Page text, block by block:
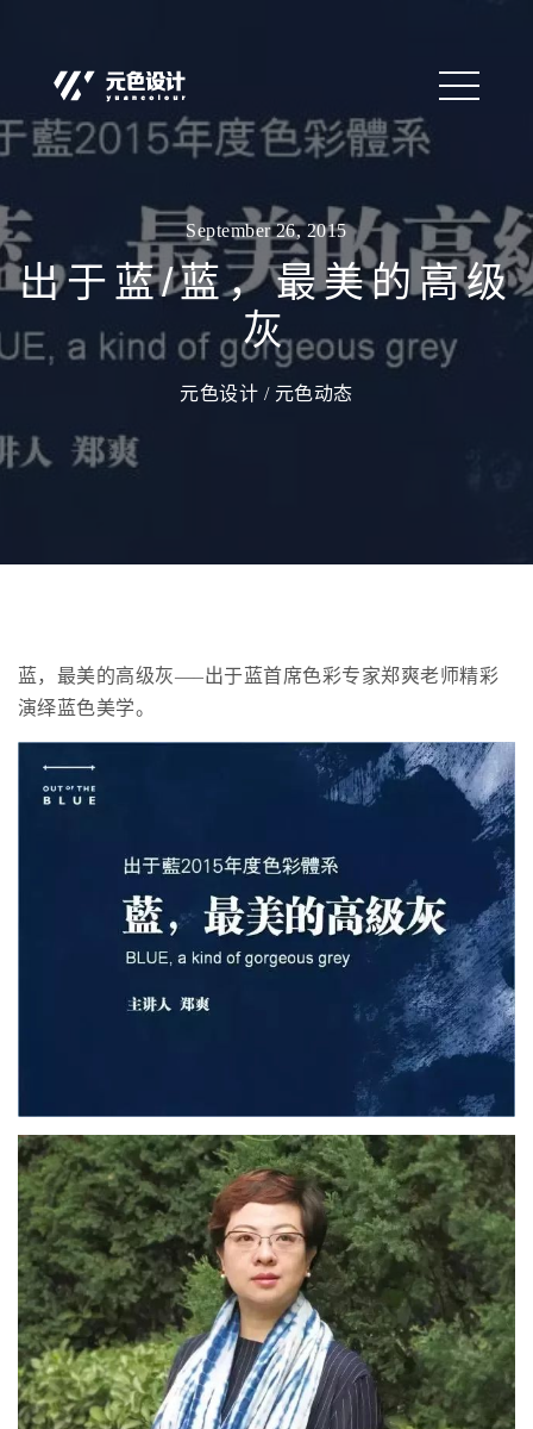
September 26, 2015
出于蓝/蓝，最美的高级
灰
元色设计 / 元色动态
蓝，最美的高级灰—–出于蓝首席色彩专家郑爽老师精彩
演绎蓝色美学。